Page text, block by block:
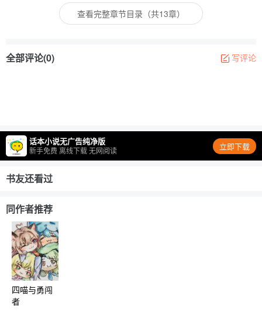
查看完整章节目录（共13章）
全部评论(0) 写评论
话本小说无广告纯净版
新手免费 离线下载 无网阅读 立即下载
书友还看过
同作者推荐
四喵与勇闯
者